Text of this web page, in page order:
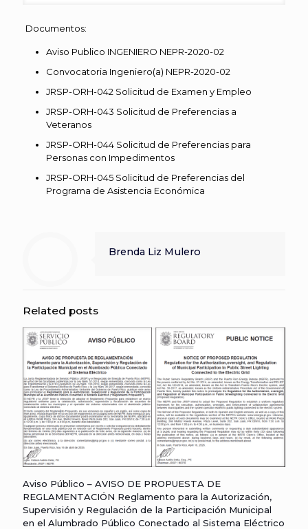
Documentos:
Aviso Publico INGENIERO NEPR-2020-02
Convocatoria Ingeniero(a) NEPR-2020-02
JRSP-ORH-042 Solicitud de Examen y Empleo
JRSP-ORH-043 Solicitud de Preferencias a
Veteranos
JRSP-ORH-044 Solicitud de Preferencias para
Personas con Impedimentos
JRSP-ORH-045 Solicitud de Preferencias del
Programa de Asistencia Económica
Brenda Liz Mulero
Related posts
Aviso Público – AVISO DE PROPUESTA DE
REGLAMENTACIÓN Reglamento para la Autorización,
Supervisión y Regulación de la Participación Municipal
en el Alumbrado Público Conectado al Sistema Eléctrico